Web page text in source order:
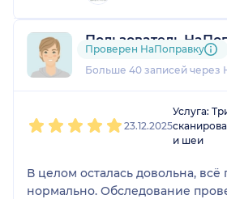
Пользователь
4 отзываи4 оценки
Больше 40 записей через
Проверен НаПоправку
23.12.2025
Услуга:
и шеи
В целом осталась довольна,
нормально. Обследование